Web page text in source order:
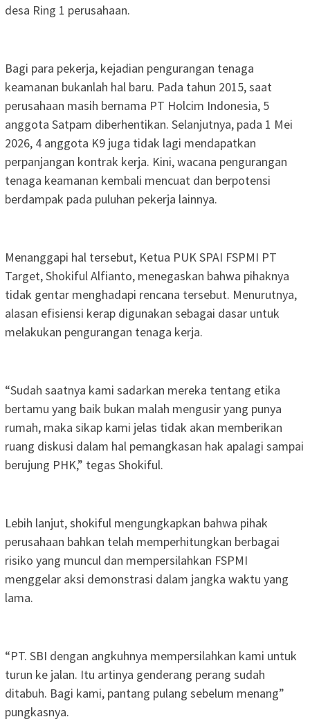
desa Ring 1 perusahaan.
Bagi para pekerja, kejadian pengurangan tenaga
keamanan bukanlah hal baru. Pada tahun 2015, saat
perusahaan masih bernama PT Holcim Indonesia, 5
anggota Satpam diberhentikan. Selanjutnya, pada 1 Mei
2026, 4 anggota K9 juga tidak lagi mendapatkan
perpanjangan kontrak kerja. Kini, wacana pengurangan
tenaga keamanan kembali mencuat dan berpotensi
berdampak pada puluhan pekerja lainnya.
Menanggapi hal tersebut, Ketua PUK SPAI FSPMI PT
Target, Shokiful Alfianto, menegaskan bahwa pihaknya
tidak gentar menghadapi rencana tersebut. Menurutnya,
alasan efisiensi kerap digunakan sebagai dasar untuk
melakukan pengurangan tenaga kerja.
“Sudah saatnya kami sadarkan mereka tentang etika
bertamu yang baik bukan malah mengusir yang punya
rumah, maka sikap kami jelas tidak akan memberikan
ruang diskusi dalam hal pemangkasan hak apalagi sampai
berujung PHK,” tegas Shokiful.
Lebih lanjut, shokiful mengungkapkan bahwa pihak
perusahaan bahkan telah memperhitungkan berbagai
risiko yang muncul dan mempersilahkan FSPMI
menggelar aksi demonstrasi dalam jangka waktu yang
lama.
“PT. SBI dengan angkuhnya mempersilahkan kami untuk
turun ke jalan. Itu artinya genderang perang sudah
ditabuh. Bagi kami, pantang pulang sebelum menang”
pungkasnya.